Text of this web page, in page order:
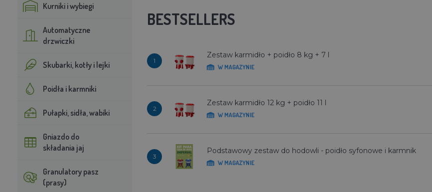
Kurniki i wybiegi
Automatyczne
drzwiczki
Skubarki, kotły i lejki
Poidła i karmniki
Pułapki, sidła, wabiki
Gniazdo do
składania jaj
Granulatory pasz
(prasy)
BESTSELLERS
1
Zestaw karmidło + poidło 8 kg + 7 l
W MAGAZYNIE
2
Zestaw karmidło 12 kg + poidło 11 l
W MAGAZYNIE
3
Podstawowy zestaw do hodowli - poidło syfonowe i karmnik
W MAGAZYNIE